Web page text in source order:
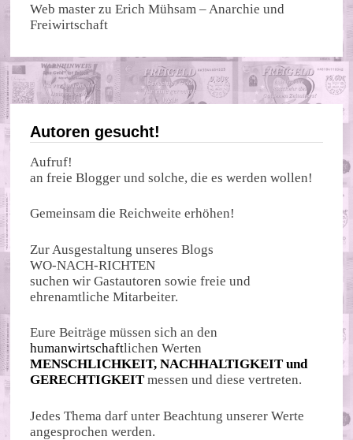
Web master zuErich Mühsam – Anarchie und
Freiwirtschaft
Autoren gesucht!
Aufruf!
an freie Blogger und solche, die es werden wollen!
Gemeinsam die Reichweite erhöhen!
Zur Ausgestaltung unseres Blogs
WO-NACH-RICHTEN
suchen wir Gastautoren sowie freie und
ehrenamtliche Mitarbeiter.
Eure Beiträge müssen sich an den
humanwirtschaftlichen Werten
MENSCHLICHKEIT, NACHHALTIGKEIT und
GERECHTIGKEIT messen und diese vertreten.
Jedes Thema darf unter Beachtung unserer Werte
angesprochen werden.